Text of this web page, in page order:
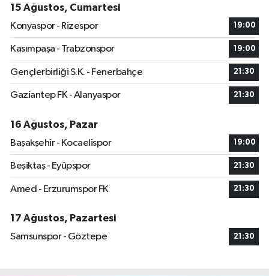
15 Ağustos, Cumartesi
Konyaspor - Rizespor
19:00
Kasımpaşa - Trabzonspor 19:00
Gençlerbirliği S.K. - Fenerbahçe 21:30
Gaziantep FK - Alanyaspor 21:30
16 Ağustos, Pazar
Başakşehir - Kocaelispor
19:00
Beşiktaş - Eyüpspor 21:30
Amed - Erzurumspor FK 21:30
17 Ağustos, Pazartesi
Samsunspor - Göztepe
21:30